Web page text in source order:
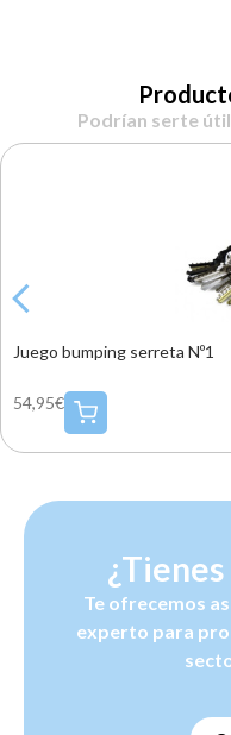
Podrían serte
Juego bumping serreta Nº1
54,95€
Te ofrecemos
experto para